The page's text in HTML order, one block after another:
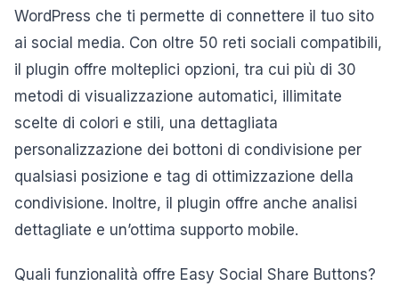
WordPress che ti permette di connettere il tuo sito
ai social media. Con oltre 50 reti sociali compatibili,
il plugin offre molteplici opzioni, tra cui più di 30
metodi di visualizzazione automatici, illimitate
scelte di colori e stili, una dettagliata
personalizzazione dei bottoni di condivisione per
qualsiasi posizione e tag di ottimizzazione della
condivisione. Inoltre, il plugin offre anche analisi
dettagliate e un’ottima supporto mobile.
Quali funzionalità offre Easy Social Share Buttons?